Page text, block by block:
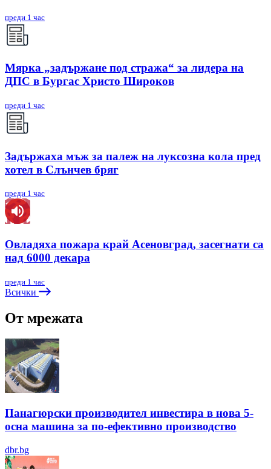
преди 1 час
Мярка „задържане под стража“ за лидера на
ДПС в Бургас Христо Широков
преди 1 час
Задържаха мъж за палеж на луксозна кола пред
хотел в Слънчев бряг
преди 1 час
Овладяха пожара край Асеновград, засегнати са
над 6000 декара
преди 1 час
Всички
От мрежата
Панагюрски производител инвестира в нова 5-
осна машина за по-ефективно производство
dbr.bg